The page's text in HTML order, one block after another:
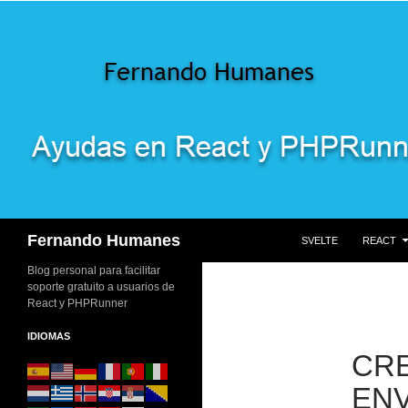
Fernando Humanes
SVELTE
REACT
Blog personal para facilitar
soporte gratuito a usuarios de
React y PHPRunner
IDIOMAS